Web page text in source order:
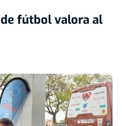
fútbol valora al